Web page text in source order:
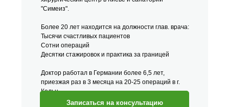
"Симеиз".
Более 20 лет находится на должности глав. врача:
Тысячи счастливых пациентов
Сотни операций
Десятки стажировок и практика за границей
Доктор работал в Германии более 6,5 лет,
приезжая раз в 3 месяца на 20-25 операций в г.
Кельн.
Записаться на консультацию